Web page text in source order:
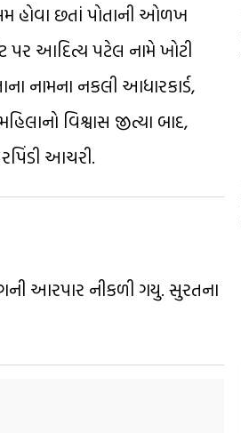
હોવા છતાં પોતાની ઓળખ
પર આદિત્ય પટેલ નામે ખોટી
નામના નકલી આધારકાર્ડ,
વિશ્વાસ જીત્યા બાદ,
આચરી.
આરપાર નીકળી ગયુ. સુરતના